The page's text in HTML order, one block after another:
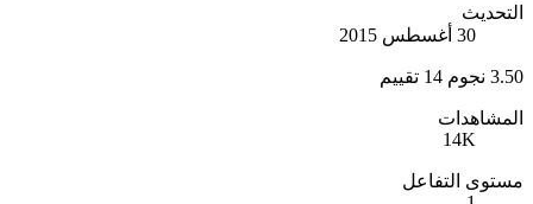
التحديث
30 أغسطس 2015
3.50 نجوم 14 تقييم
المشاهدات
14K
مستوى التفاعل